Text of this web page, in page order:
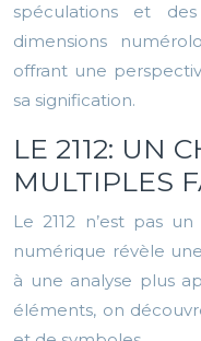
spéculations et
dimensions
offrant une
sa signification.
LE 2112: UN
MULTIPLES
Le 2112 n’est pas
numérique révèle
à une analyse plus
éléments, on